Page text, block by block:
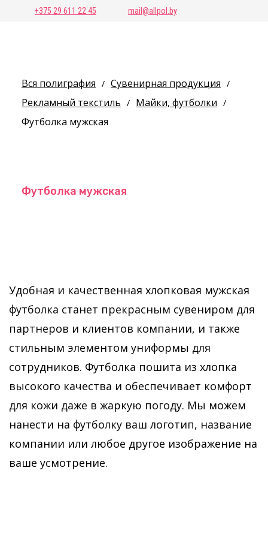
+375 29 611 22 45 mail@allpol.by
Вся полиграфия / Сувенирная продукция /
Рекламный текстиль / Майки, футболки /
Футболка мужская
Футболка мужская
Удобная и качественная хлопковая мужская
футболка станет прекрасным сувениром для
партнеров и клиентов компании, и также
стильным элементом униформы для
сотрудников. Футболка пошита из хлопка
высокого качества и обеспечивает комфорт
для кожи даже в жаркую погоду. Мы можем
нанести на футболку ваш логотип, название
компании или любое другое изображение на
ваше усмотрение.